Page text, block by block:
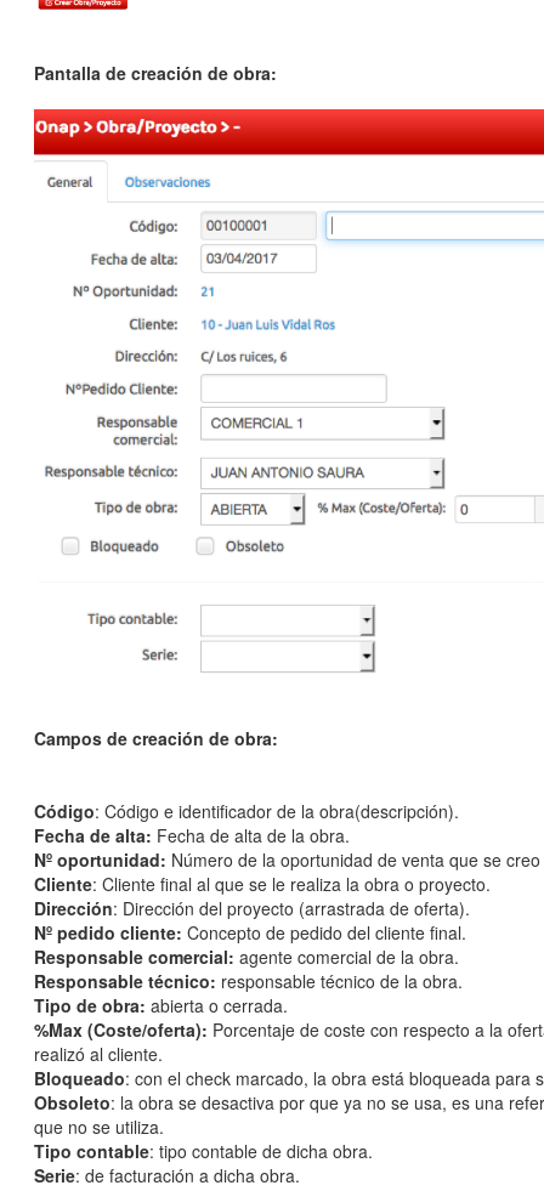
Pantalla de creación de obra:
Campos de creación de obra:
Código: Código e identificador de la obra(descripción).
Fecha de alta: Fecha de alta de la obra.
Nº oportunidad: Número de la oportunidad de venta que se
Cliente: Cliente final al que se le realiza la obra o proyecto.
Dirección: Dirección del proyecto (arrastrada de oferta).
Nº pedido cliente: Concepto de pedido del cliente final.
Responsable comercial: agente comercial de la obra.
Responsable técnico: responsable técnico de la obra.
Tipo de obra: abierta o cerrada.
%Max (Coste/oferta): Porcentaje de coste con respecto a la
realizó al cliente.
Bloqueado: con el check marcado, la obra está bloqueada para
Obsoleto: la obra se desactiva por que ya no se usa, es una
que no se utiliza.
Tipo contable: tipo contable de dicha obra.
Serie: de facturación a dicha obra.